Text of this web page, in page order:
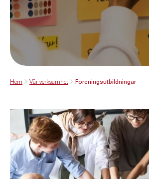
Hem Vår verksamhet Föreningsutbildningar